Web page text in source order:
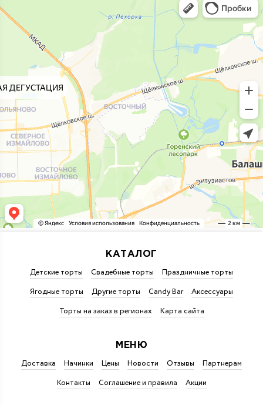
КАТАЛОГ
Детские торты Свадебные торты
Праздничные торты
Ягодные торты
Другие торты Candy Bar
Аксессуары
Торты на заказ в регионах
Карта сайта
МЕНЮ
Доставка Начинки Цены Новости Отзывы
Партнерам
Контакты
Соглашение и правила Акции